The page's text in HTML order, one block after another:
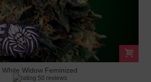
White Widow Feminized
50 reviews